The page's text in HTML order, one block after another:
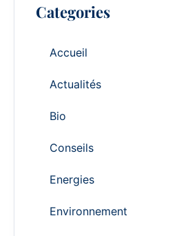
Categories
Accueil
Actualités
Bio
Conseils
Energies
Environnement